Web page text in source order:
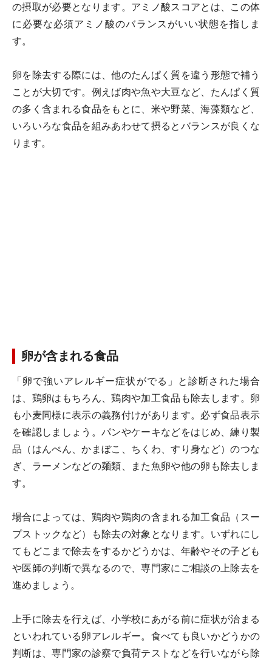
の摂取が必要となります。アミノ酸スコアとは、この体
に必要な必須アミノ酸のバランスがいい状態を指しま
す。
卵を除去する際には、他のたんぱく質を違う形態で補う
ことが大切です。例えば肉や魚や大豆など、たんぱく質
の多く含まれる食品をもとに、米や野菜、海藻類など、
いろいろな食品を組みあわせて摂るとバランスが良くな
ります。
卵が含まれる食品
「卵で強いアレルギー症状がでる」と診断された場合
は、鶏卵はもちろん、鶏肉や加工食品も除去します。卵
も小麦同様に表示の義務付けがあります。必ず食品表示
を確認しましょう。パンやケーキなどをはじめ、練り製
品（はんぺん、かまぼこ、ちくわ、すり身など）のつな
ぎ、ラーメンなどの麺類、また魚卵や他の卵も除去しま
す。
場合によっては、鶏肉や鶏肉の含まれる加工食品（スー
プストックなど）も除去の対象となります。いずれにし
てもどこまで除去をするかどうかは、年齢やその子ども
や医師の判断で異なるので、専門家にご相談の上除去を
進めましょう。
上手に除去を行えば、小学校にあがる前に症状が治まる
といわれている卵アレルギー。食べても良いかどうかの
判断は、専門家の診察で負荷テストなどを行いながら除